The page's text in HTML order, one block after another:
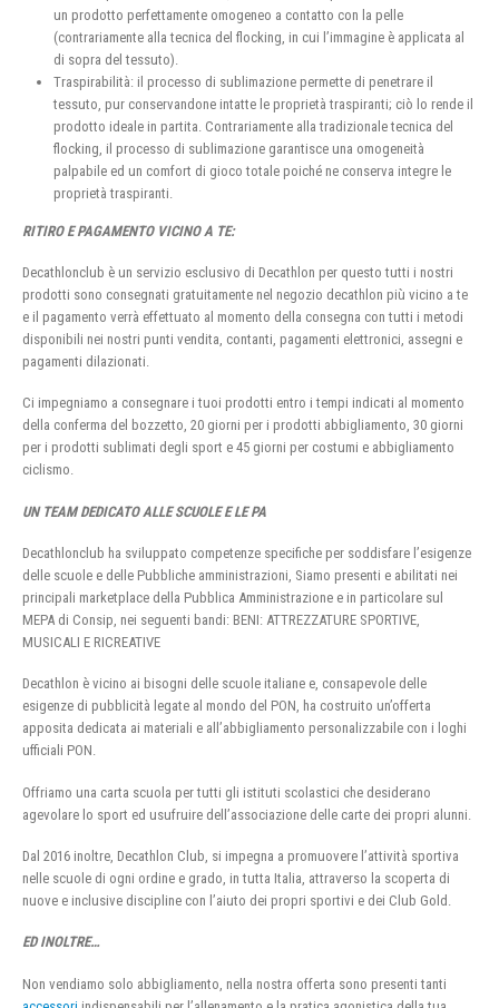
un prodotto perfettamente omogeneo a contatto con la pelle
(contrariamente alla tecnica del flocking, in cui l’immagine è applicata al
di sopra del tessuto).
Traspirabilità: il processo di sublimazione permette di penetrare il
tessuto, pur conservandone intatte le proprietà traspiranti; ciò lo rende il
prodotto ideale in partita. Contrariamente alla tradizionale tecnica del
flocking, il processo di sublimazione garantisce una omogeneità
palpabile ed un comfort di gioco totale poiché ne conserva integre le
proprietà traspiranti.
RITIRO E PAGAMENTO VICINO A TE:
Decathlonclub è un servizio esclusivo di Decathlon per questo tutti i nostri
prodotti sono consegnati gratuitamente nel negozio decathlon più vicino a te
e il pagamento verrà effettuato al momento della consegna con tutti i metodi
disponibili nei nostri punti vendita, contanti, pagamenti elettronici, assegni e
pagamenti dilazionati.
Ci impegniamo a consegnare i tuoi prodotti entro i tempi indicati al momento
della conferma del bozzetto, 20 giorni per i prodotti abbigliamento, 30 giorni
per i prodotti sublimati degli sport e 45 giorni per costumi e abbigliamento
ciclismo.
UN TEAM DEDICATO ALLE SCUOLE E LE PA
Decathlonclub ha sviluppato competenze specifiche per soddisfare l’esigenze
delle scuole e delle Pubbliche amministrazioni, Siamo presenti e abilitati nei
principali marketplace della Pubblica Amministrazione e in particolare sul
MEPA di Consip, nei seguenti bandi: BENI: ATTREZZATURE SPORTIVE,
MUSICALI E RICREATIVE
Decathlon è vicino ai bisogni delle scuole italiane e, consapevole delle
esigenze di pubblicità legate al mondo del PON, ha costruito un’offerta
apposita dedicata ai materiali e all’abbigliamento personalizzabile con i loghi
ufficiali PON.
Offriamo una carta scuola per tutti gli istituti scolastici che desiderano
agevolare lo sport ed usufruire dell’associazione delle carte dei propri alunni.
Dal 2016 inoltre, Decathlon Club, si impegna a promuovere l’attività sportiva
nelle scuole di ogni ordine e grado, in tutta Italia, attraverso la scoperta di
nuove e inclusive discipline con l’aiuto dei propri sportivi e dei Club Gold.
ED INOLTRE…
Non vendiamo solo abbigliamento, nella nostra offerta sono presenti tanti